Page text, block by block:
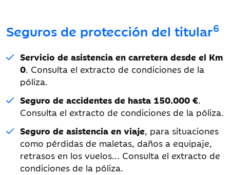
Seguros de protección del titular6
Servicio de asistencia en carretera desde el Km
0. Consulta el extracto de condiciones de la
póliza.
Seguro de accidentes de hasta 150.000 €.
Consulta el extracto de condiciones de la póliza.
Seguro de asistencia en viaje, para situaciones
como pérdidas de maletas, daños a equipaje,
retrasos en los vuelos... Consulta el extracto de
condiciones de la póliza.